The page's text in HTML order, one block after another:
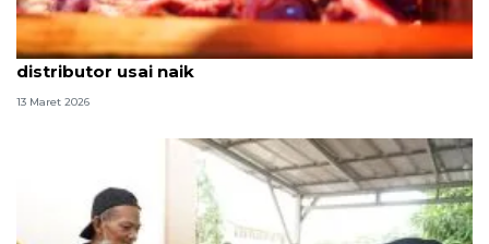
Pemerintah stabilkan harga daging sapi tingkat
distributor usai naik
13 Maret 2026